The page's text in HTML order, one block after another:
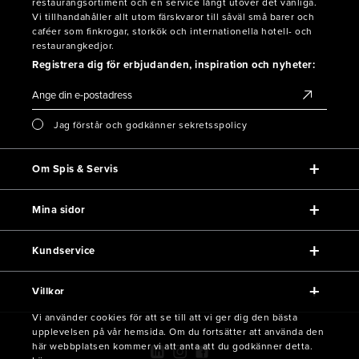
restaurangsortiment och en service långt utöver det vanliga.
Vi tillhandahåller allt utom färskvaror till såväl små barer och
caféer som finkrogar, storkök och internationella hotell- och
restaurangkedjor.
Registrera dig för erbjudanden, inspiration och nyheter:
Jag förstår och godkänner sekretsspolicy
Om Spis & Servis
Mina sidor
Kundservice
Villkor
Vi använder cookies för att se till att vi ger dig den bästa
upplevelsen på vår hemsida. Om du fortsätter att använda den
här webbplatsen kommer vi att anta att du godkänner detta.